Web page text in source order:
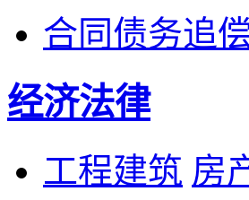
合同债务追
经济法律
工程建筑 房